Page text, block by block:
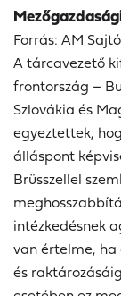
Forrás: AM
A tárcavezető
frontország –
Szlovákia és
egyeztettek,
álláspont
Brüsszellel
intézkedésnek
van értelme,
és